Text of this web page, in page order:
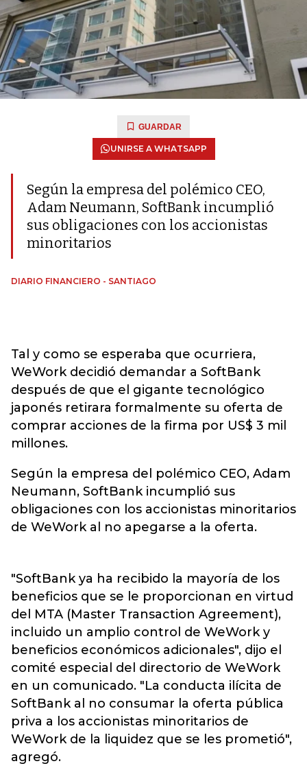
GUARDAR
UNIRSE A WHATSAPP
Según la empresa del polémico CEO,
Adam Neumann, SoftBank incumplió
sus obligaciones con los accionistas
minoritarios
DIARIO FINANCIERO - SANTIAGO
Tal y como se esperaba que ocurriera,
WeWork decidió demandar a SoftBank
después de que el gigante tecnológico
japonés retirara formalmente su oferta de
comprar acciones de la firma por US$ 3 mil
millones.
Según la empresa del polémico CEO, Adam
Neumann, SoftBank incumplió sus
obligaciones con los accionistas minoritarios
de WeWork al no apegarse a la oferta.
"SoftBank ya ha recibido la mayoría de los
beneficios que se le proporcionan en virtud
del MTA (Master Transaction Agreement),
incluido un amplio control de WeWork y
beneficios económicos adicionales", dijo el
comité especial del directorio de WeWork
en un comunicado. "La conducta ilícita de
SoftBank al no consumar la oferta pública
priva a los accionistas minoritarios de
WeWork de la liquidez que se les prometió",
agregó.